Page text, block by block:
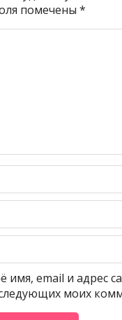
помечены*
имя, email и адрес
моих